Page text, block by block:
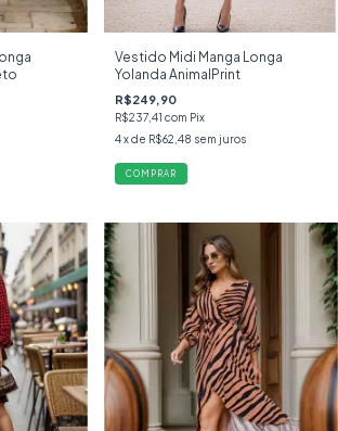
Vestido Midi Manga Longa
Yolanda AnimalPrint
R$249,90
R$237,41 com Pix
4 x de R$62,48 sem juros
COMPRAR